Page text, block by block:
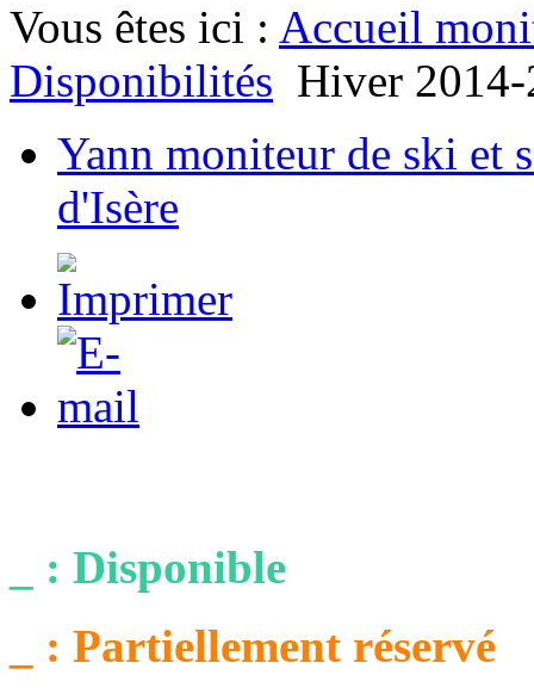
Vous êtes ici : Accueil
Disponibilités Hiver
Yann moniteur de ski et
d'Isère
_ : Disponible
_ : Partiellement réservé